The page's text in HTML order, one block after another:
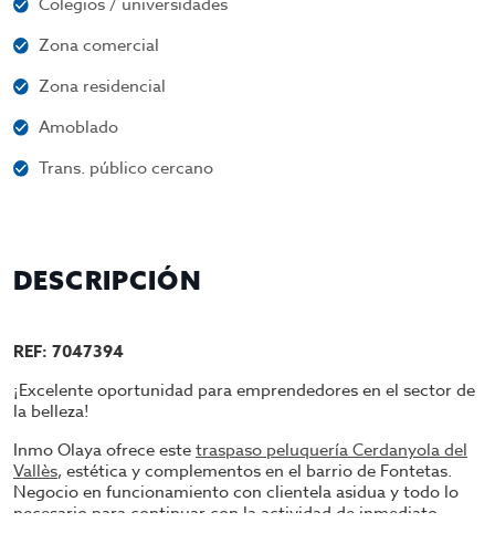
Zona comercial
Zona residencial
Amoblado
Trans. público cercano
DESCRIPCIÓN
REF: 7047394
¡Excelente oportunidad para emprendedores en el sector de
la belleza!
Inmo Olaya ofrece estetraspaso peluquería Cerdanyola del
Vallès, estética y complementos en el barrio de Fontetas.
Negocio en funcionamiento con clientela asidua y todo lo
necesario para continuar con la actividad de inmediato.